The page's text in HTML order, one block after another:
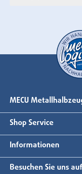
MECU
Shop Service
Informationen
Besuchen Sie uns auf